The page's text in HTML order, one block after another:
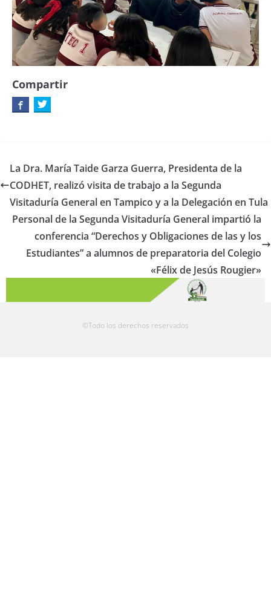
Compartir
La Dra. María Taide Garza Guerra, Presidenta de la
CODHET, realizó visita de trabajo a la Segunda
Visitaduría General en Tampico y a la Delegación en Tula
Personal de la Segunda Visitaduría General impartió la
conferencia “Derechos y Obligaciones de las y los
Estudiantes” a alumnos de preparatoria del Colegio
«Félix de Jesús Rougier»
©Todo los derechos reservados